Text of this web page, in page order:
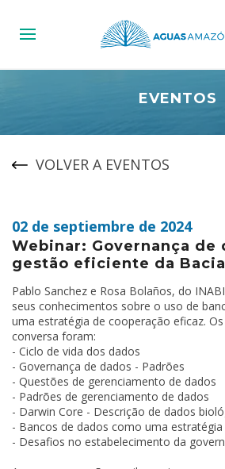
EVENTOS
VOLVER A EVENTOS
02 de septiembre de 2024
Webinar: Governança de
gestão eficiente da
Pablo Sanchez e Rosa Bolaños, do
seus conhecimentos sobre o uso de
uma estratégia de cooperação eficaz.
conversa foram:
- Ciclo de vida dos dados
- Governança de dados - Padrões
- Questões de gerenciamento de dados
- Padrões de gerenciamento de dados
- Darwin Core - Descrição de dados
- Bancos de dados como uma
- Desafios no estabelecimento da